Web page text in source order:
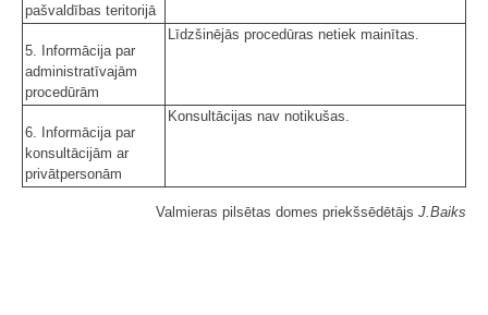
pašvaldības teritorijā
5. Informācija par
administratīvajām
procedūrām
Līdzšinējās procedūras netiek mainītas.
6. Informācija par
konsultācijām ar
privātpersonām
Konsultācijas nav notikušas.
Valmieras pilsētas domes priekšsēdētājs J.Baiks